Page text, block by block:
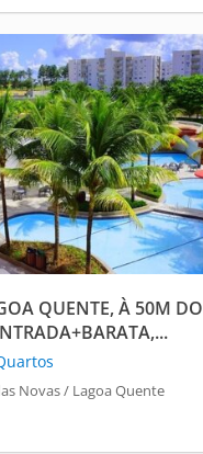
QUENTE, À 50M DO
Novas / Lagoa Quente